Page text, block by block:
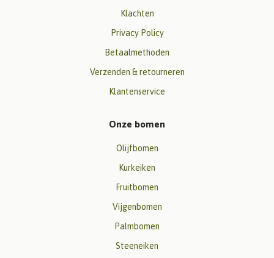
Klachten
Privacy Policy
Betaalmethoden
Verzenden & retourneren
Klantenservice
Onze bomen
Olijfbomen
Kurkeiken
Fruitbomen
Vijgenbomen
Palmbomen
Steeneiken